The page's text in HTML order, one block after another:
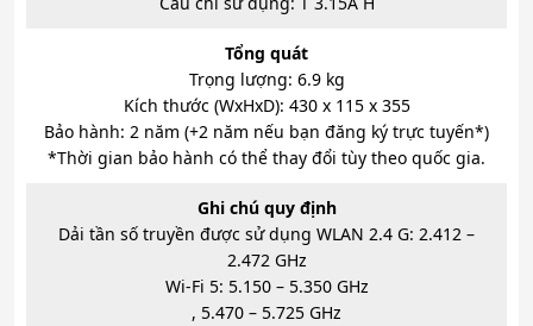
Tổng quát
Trọng lượng: 6.9 kg
Kích thước (WxHxD): 430 x 115 x 355
Bảo hành: 2 năm (+2 năm nếu bạn đăng ký trực tuyến*)
*Thời gian bảo hành có thể thay đổi tùy theo quốc gia.
Ghi chú quy định
Dải tần số truyền được sử dụng WLAN 2.4 G: 2.412 –
2.472 GHz
Wi-Fi 5: 5.150 – 5.350 GHz
, 5.470 – 5.725 GHz